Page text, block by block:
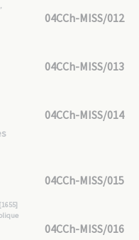
04CCh-MISS/012
04CCh-MISS/013
04CCh-MISS/014
04CCh-MISS/015
04CCh-MISS/016